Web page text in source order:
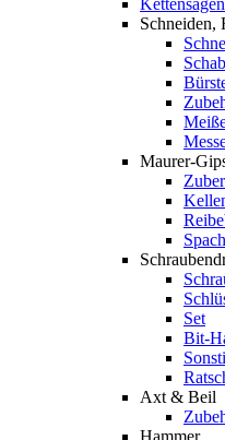
Schneiden,
Maurer-
Set
Bit-
Axt & Beil
Hammer